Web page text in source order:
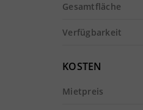
Gesamtfläche
Verfügbarkeit
KOSTEN
Mietpreis